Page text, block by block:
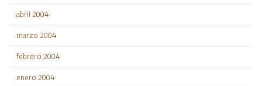
abril 2004
marzo 2004
febrero 2004
enero 2004